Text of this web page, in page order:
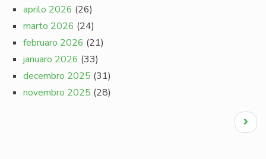
aprilo 2026 (26)
marto 2026 (24)
februaro 2026 (21)
januaro 2026 (33)
decembro 2025 (31)
novembro 2025 (28)
Next
page